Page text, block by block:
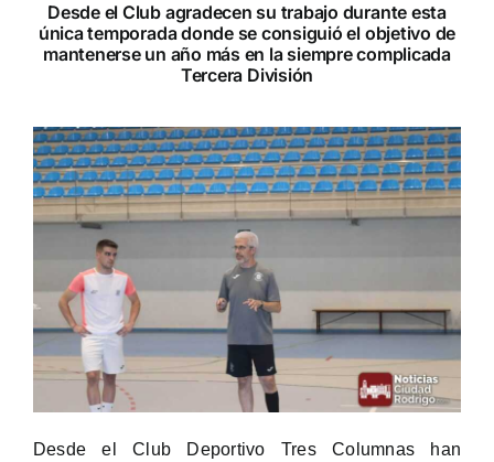
Desde el Club agradecen su trabajo durante esta
única temporada donde se consiguió el objetivo de
mantenerse un año más en la siempre complicada
Tercera División
Desde el Club Deportivo Tres Columnas han